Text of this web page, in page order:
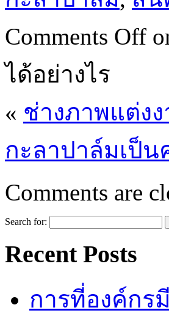
Comments Off
ได้อย่างไร
« ช่างภาพแต่ง
กะลาปาล์มเป็
Comments are
Search for:
Recent Posts
การที่องค์กร